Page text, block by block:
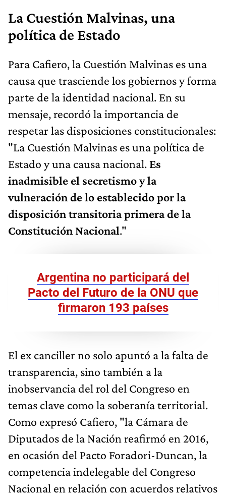
La Cuestión Malvinas, una
política de Estado
Para Cafiero, la Cuestión Malvinas es una
causa que trasciende los gobiernos y forma
parte de la identidad nacional. En su
mensaje, recordó la importancia de
respetar las disposiciones constitucionales:
"La Cuestión Malvinas es una política de
Estado y una causa nacional. Es
inadmisible el secretismo y la
vulneración de lo establecido por la
disposición transitoria primera de la
Constitución Nacional."
Argentina no participará del
Pacto del Futuro de la ONU que
firmaron 193 países
El ex canciller no solo apuntó a la falta de
transparencia, sino también a la
inobservancia del rol del Congreso en
temas clave como la soberanía territorial.
Como expresó Cafiero, "la Cámara de
Diputados de la Nación reafirmó en 2016,
en ocasión del Pacto Foradori-Duncan, la
competencia indelegable del Congreso
Nacional en relación con acuerdos relativos